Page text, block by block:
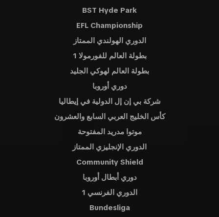
BST Hyde Park
EFL Championship
الدوري الهولندي الممتاز
بطولة العالم للفورمولا 1
بطولة العالم لهوكي الجليد
دوري أوروبا
شركة بي إن إل الدولية في إيطاليا
كأس الخليج العربي السابع والعشرون
موتوا مدريد المفتوحة
الدوري الإنجليزي الممتاز
Community Shield
دوري أبطال أوروبا
الدوري الفرنسي 1
Bundesliga